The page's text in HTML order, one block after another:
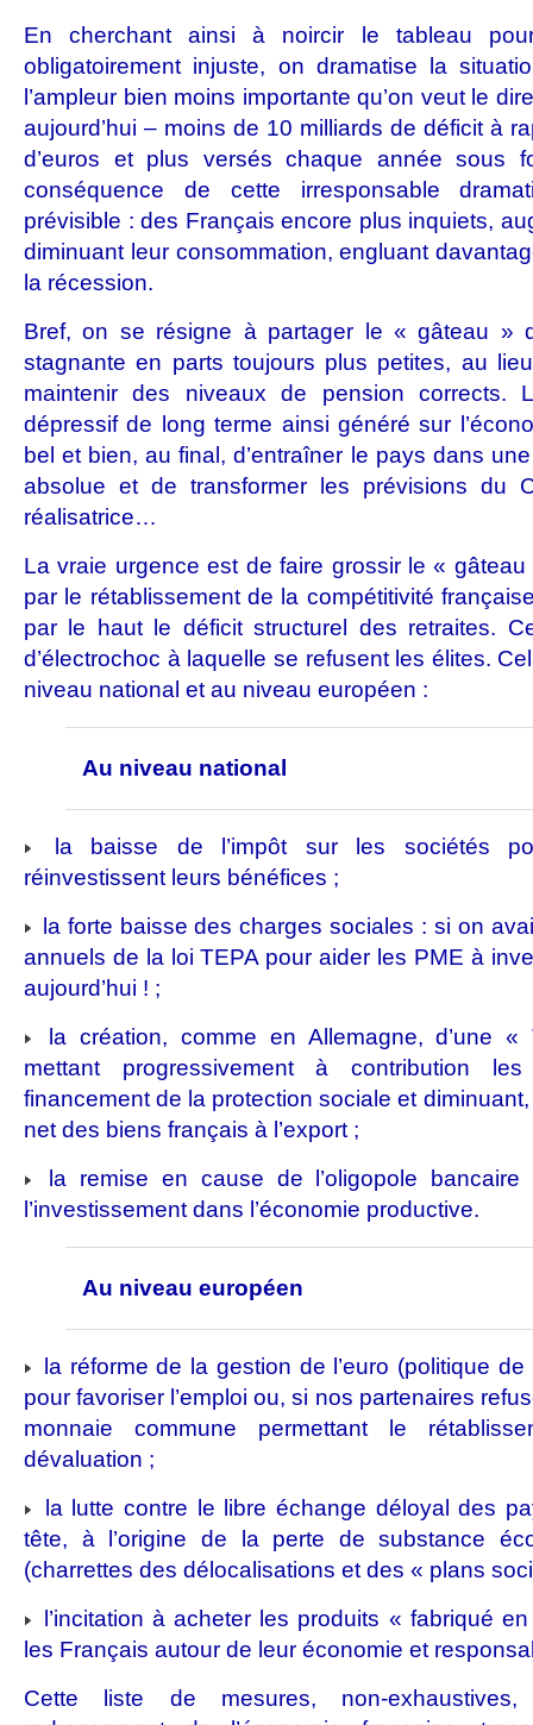
En cherchant ainsi à noircir le tableau
obligatoirement injuste, on dramatise la
l’ampleur bien moins importante qu’on veut le
aujourd’hui – moins de 10 milliards de déficit à
d’euros et plus versés chaque année sous
conséquence de cette irresponsable
prévisible : des Français encore plus inquiets,
diminuant leur consommation, engluant
la récession.
Bref, on se résigne à partager le « gâteau »
stagnante en parts toujours plus petites, au
maintenir des niveaux de pension corrects.
dépressif de long terme ainsi généré sur
bel et bien, au final, d’entraîner le pays dans
absolue et de transformer les prévisions du
réalisatrice…
La vraie urgence est de faire grossir le «
par le rétablissement de la compétitivité
par le haut le déficit structurel des retraites.
d’électrochoc à laquelle se refusent les élites.
niveau national et au niveau européen :
Au niveau national
la baisse de l’impôt sur les sociétés
réinvestissent leurs bénéfices ;
la forte baisse des charges sociales : si on
annuels de la loi TEPA pour aider les PME à
aujourd’hui ! ;
la création, comme en Allemagne, d’une
mettant progressivement à contribution
financement de la protection sociale et
net des biens français à l’export ;
la remise en cause de l’oligopole
l’investissement dans l’économie productive.
Au niveau européen
la réforme de la gestion de l’euro (politique
pour favoriser l’emploi ou, si nos partenaires
monnaie commune permettant le
dévaluation ;
la lutte contre le libre échange déloyal des
tête, à l’origine de la perte de substance
(charrettes des délocalisations et des « plans
l’incitation à acheter les produits « fabriqué
les Français autour de leur économie et
Cette liste de mesures, non-